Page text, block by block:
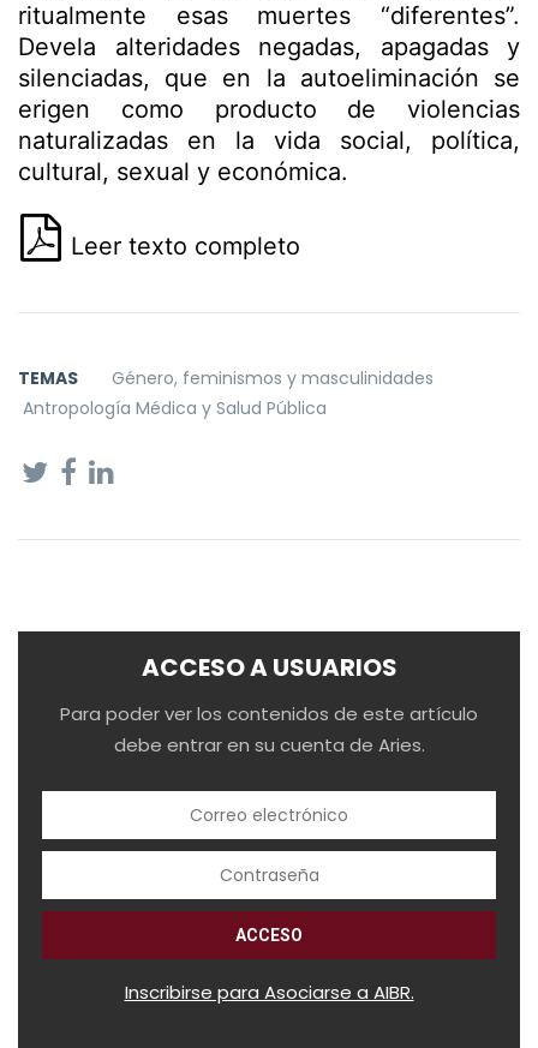
ritualmente esas muertes “diferentes”.
Devela alteridades negadas, apagadas y
silenciadas, que en la autoeliminación se
erigen como producto de violencias
naturalizadas en la vida social, política,
cultural, sexual y económica.
Leer texto completo
TEMAS
Género, feminismos y masculinidades
Antropología Médica y Salud Pública
ACCESO A USUARIOS
Para poder ver los contenidos de este artículo
debe entrar en su cuenta de Aries.
Inscribirse para Asociarse a AIBR.